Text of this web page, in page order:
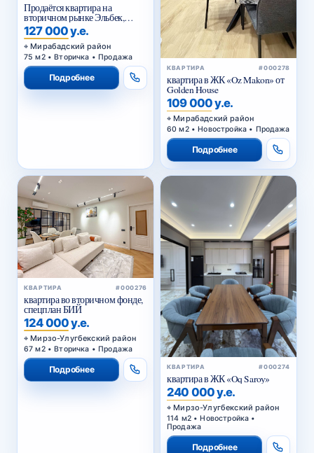
Продаётся квартира на
вторичном рынке Эльбек,
Перевушка
127 000 у.е.
Мирабадский район
75 м2 • Вторичка • Продажа
Подробнее
КВАРТИРА #000278
квартира в ЖК «Oz Makon» от
Golden House
109 000 у.е.
Мирабадский район
60 м2 • Новостройка • Продажа
Подробнее
КВАРТИРА #000276
квартира во вторичном фонде,
спецплан БИЙ
124 000 у.е.
Мирзо-Улугбекский район
67 м2 • Вторичка • Продажа
Подробнее КВАРТИРА #000274
квартира в ЖК «Oq Saroy»
240 000 у.е.
Мирзо-Улугбекский район
114 м2 • Новостройка •
Продажа
Подробнее